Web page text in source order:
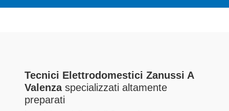
Tecnici Elettrodomestici Zanussi A
Valenzaspecializzati altamente
preparati